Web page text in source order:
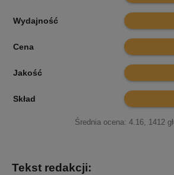
Wydajność 8.7
Cena 7.9
Jakość 8.1
Skład 8.1
Średnia ocena: 4.16 1412
Tekst redakcji: